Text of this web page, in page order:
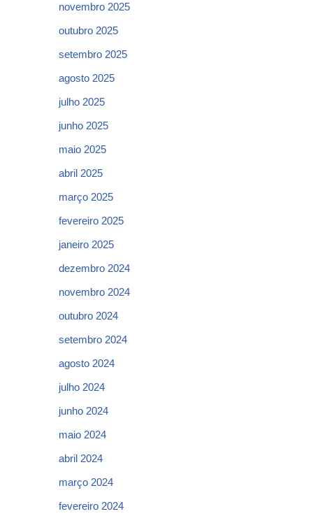
novembro 2025
outubro 2025
setembro 2025
agosto 2025
julho 2025
junho 2025
maio 2025
abril 2025
março 2025
fevereiro 2025
janeiro 2025
dezembro 2024
novembro 2024
outubro 2024
setembro 2024
agosto 2024
julho 2024
junho 2024
maio 2024
abril 2024
março 2024
fevereiro 2024